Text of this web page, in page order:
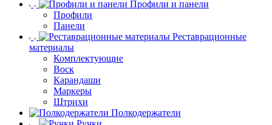
Профили и панели
Профили
Панели
Реставрационные
материалы
Комплектующие
Воск
Карандаши
Маркеры
Штрихи
Полкодержатели